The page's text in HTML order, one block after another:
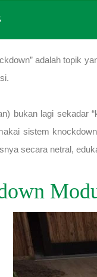
adalah topik
bukan lagi sekadar
sistem
secara netral,